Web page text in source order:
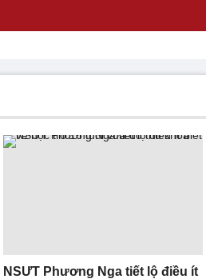
NSƯT Phương Nga tiết lộ điều ít